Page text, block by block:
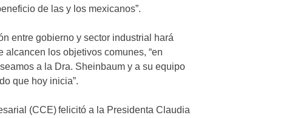
de las y los mexicanos”.
entre gobierno y sector industrial hará
alcancen los objetivos comunes, “en
a la Dra. Sheinbaum y a su equipo
que hoy inicia”.
(CCE) felicitó a la Presidenta Claudia